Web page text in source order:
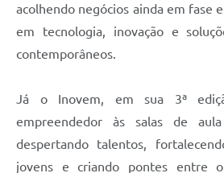
acolhendo negócios ainda em fase
em tecnologia, inovação e
contemporâneos.
Já o Inovem, em sua 3ª
empreendedor às salas de
despertando talentos,
jovens e criando pontes entre